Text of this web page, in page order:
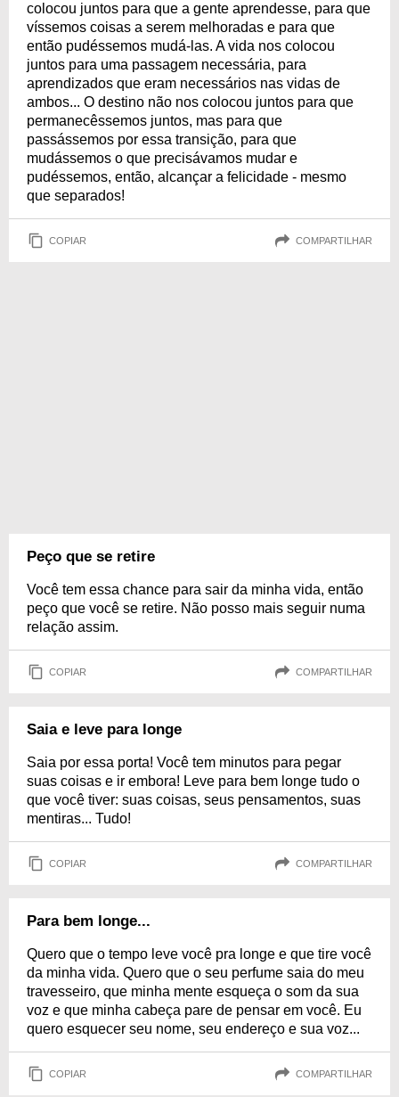
colocou juntos para que a gente aprendesse, para que
víssemos coisas a serem melhoradas e para que
então pudéssemos mudá-las. A vida nos colocou
juntos para uma passagem necessária, para
aprendizados que eram necessários nas vidas de
ambos... O destino não nos colocou juntos para que
permanecêssemos juntos, mas para que
passássemos por essa transição, para que
mudássemos o que precisávamos mudar e
pudéssemos, então, alcançar a felicidade - mesmo
que separados!
COPIAR COMPARTILHAR
Peço que se retire
Você tem essa chance para sair da minha vida, então
peço que você se retire. Não posso mais seguir numa
relação assim.
COPIAR COMPARTILHAR
Saia e leve para longe
Saia por essa porta! Você tem minutos para pegar
suas coisas e ir embora! Leve para bem longe tudo o
que você tiver: suas coisas, seus pensamentos, suas
mentiras... Tudo!
COPIAR COMPARTILHAR
Para bem longe...
Quero que o tempo leve você pra longe e que tire você
da minha vida. Quero que o seu perfume saia do meu
travesseiro, que minha mente esqueça o som da sua
voz e que minha cabeça pare de pensar em você. Eu
quero esquecer seu nome, seu endereço e sua voz...
COPIAR COMPARTILHAR